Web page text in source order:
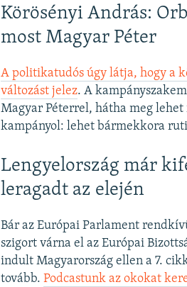
Körösényi András:
most Magyar Péter
A politikatudós úgy látja, hogy a
változást jelez. A
Magyar Péterrel, hátha meg
kampányol: lehet bármekkora
Lengyelország már
leragadt az elején
Bár az Európai Parlament
szigort várna el az Európai
indult Magyarország ellen a 7.
tovább.Podcastunk az okokat